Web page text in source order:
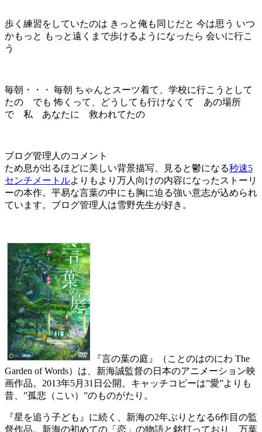
歩く練習をしていたのは きっと俺も同じだと 今は思う いつ
かもっと もっと遠くまで歩けるようになったら 会いに行こ
う
毎朝・・・ 毎朝 ちゃんとスーツ着て、学校に行こうとして
たの でも 怖くって、どうしても行けなくて あの場所
で 私 あなたに 救われてたの
ブログ管理人のコメント
ため息が出るほどに美しい背景描写、見ると鬱になる秒速5
センチメートルよりもより万人向けの内容になったストーリ
ーの本作。平易な言葉の中にも胸に迫る強い意志が込められ
ています。ブログ管理人は雪野先生が好き。
『言の葉の庭』（ことのはのにわ The
Garden of Words）は、新海誠監督の日本のアニメーション映
画作品。2013年5月31日公開。キャッチコピーは”愛”よりも
昔、”孤悲（こい）”のものがたり。
『星を追う子ども』に続く、新海の2年ぶりとなる6作目の監
督作品。新海の初めての「恋」の物語と銘打っており、万葉